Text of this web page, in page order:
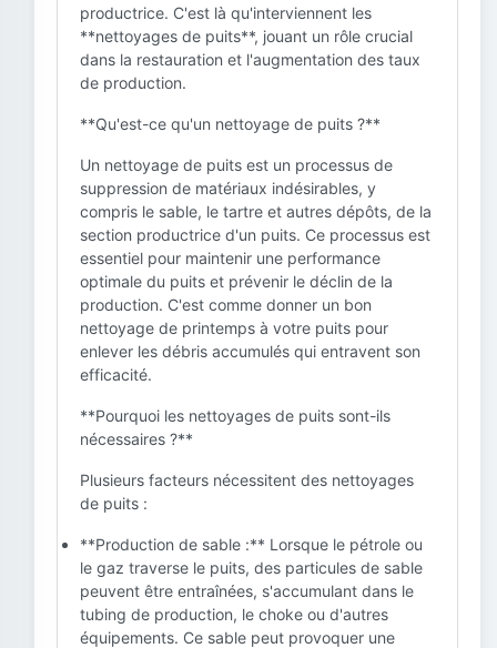
productrice. C'est là qu'interviennent les
**nettoyages de puits**, jouant un rôle crucial
dans la restauration et l'augmentation des taux
de production.
**Qu'est-ce qu'un nettoyage de puits ?**
Un nettoyage de puits est un processus de
suppression de matériaux indésirables, y
compris le sable, le tartre et autres dépôts, de la
section productrice d'un puits. Ce processus est
essentiel pour maintenir une performance
optimale du puits et prévenir le déclin de la
production. C'est comme donner un bon
nettoyage de printemps à votre puits pour
enlever les débris accumulés qui entravent son
efficacité.
**Pourquoi les nettoyages de puits sont-ils
nécessaires ?**
Plusieurs facteurs nécessitent des nettoyages
de puits :
**Production de sable :** Lorsque le pétrole ou
le gaz traverse le puits, des particules de sable
peuvent être entraînées, s'accumulant dans le
tubing de production, le choke ou d'autres
équipements. Ce sable peut provoquer une